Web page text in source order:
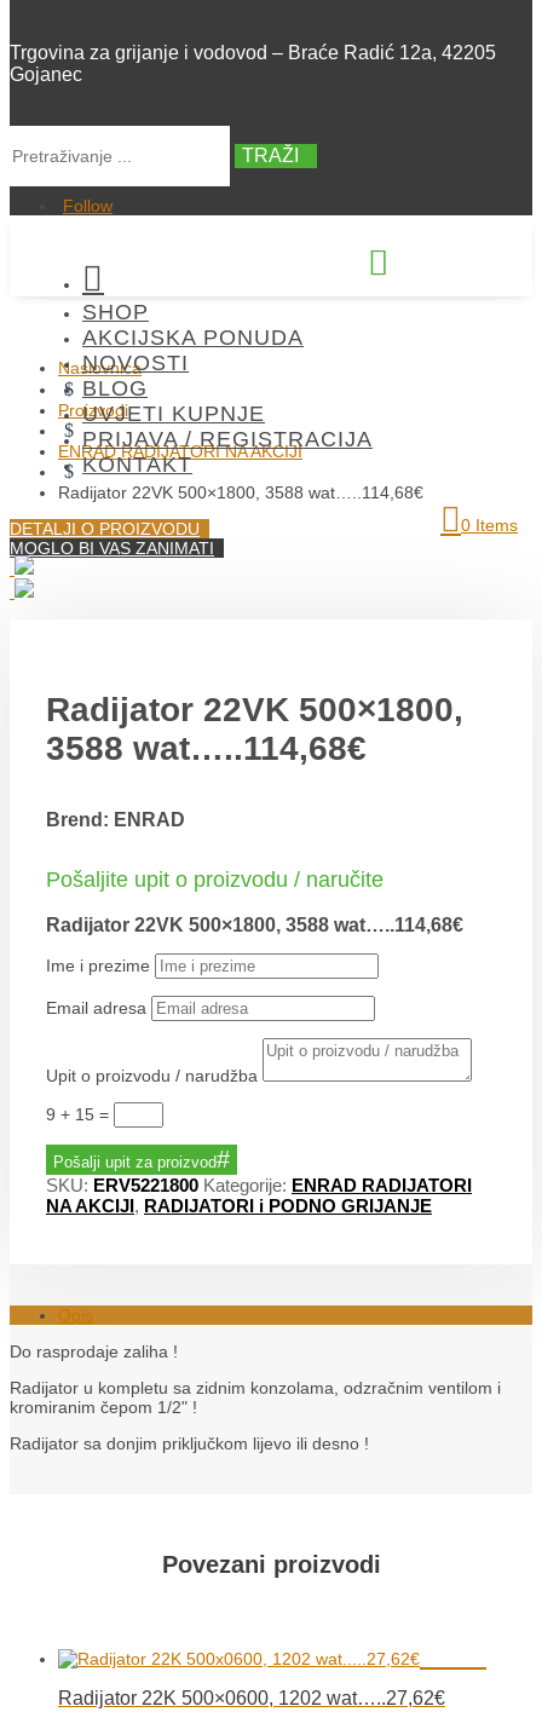
Trgovina za grijanje i vodovod – Braće Radić 12a, 42205
Gojanec
TRAŽI
Follow


SHOP
AKCIJSKA PONUDA
NOVOSTI
BLOG
UVJETI KUPNJE
PRIJAVA / REGISTRACIJA
KONTAKT
0 Items
Naslovnica
$
Proizvodi
$
ENRAD RADIJATORI NA AKCIJI
$
Radijator 22VK 500×1800, 3588 wat…..114,68€
DETALJI O PROIZVODU
MOGLO BI VAS ZANIMATI
Radijator 22VK 500×1800,
3588 wat…..114,68€
Brend: ENRAD
Pošaljite upit o proizvodu / naručite
Radijator 22VK 500×1800, 3588 wat…..114,68€
Ime i prezime
Email adresa
Upit o proizvodu / narudžba
9 + 15 =
Pošalji upit za proizvod
SKU: ERV5221800 Kategorije: ENRAD RADIJATORI
NA AKCIJI, RADIJATORI i PODNO GRIJANJE
Opis
Do rasprodaje zaliha !
Radijator u kompletu sa zidnim konzolama, odzračnim ventilom i
kromiranim čepom 1/2" !
Radijator sa donjim priključkom lijevo ili desno !
Povezani proizvodi
Radijator 22K 500×0600, 1202 wat…..27,62€